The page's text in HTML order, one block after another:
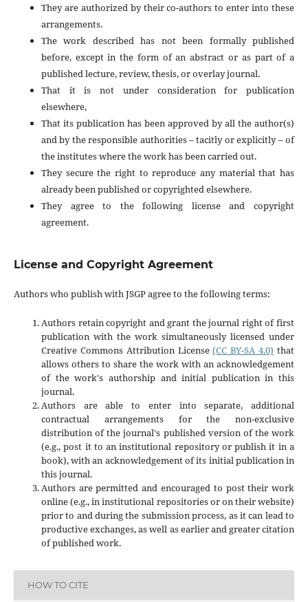
They are authorized by their co-authors to enter into these
arrangements.
The work described has not been formally published
before, except in the form of an abstract or as part of a
published lecture, review, thesis, or overlay journal.
That it is not under consideration for publication
elsewhere,
That its publication has been approved by all the author(s)
and by the responsible authorities – tacitly or explicitly – of
the institutes where the work has been carried out.
They secure the right to reproduce any material that has
already been published or copyrighted elsewhere.
They agree to the following license and copyright
agreement.
License and Copyright Agreement
Authors who publish with JSGP agree to the following terms:
Authors retain copyright and grant the journal right of first
publication with the work simultaneously licensed under
Creative Commons Attribution License(CC BY-SA 4.0) that
allows others to share the work with an acknowledgement
of the work's authorship and initial publication in this
journal.
Authors are able to enter into separate, additional
contractual arrangements for the non-exclusive
distribution of the journal's published version of the work
(e.g., post it to an institutional repository or publish it in a
book), with an acknowledgement of its initial publication in
this journal.
Authors are permitted and encouraged to post their work
online (e.g., in institutional repositories or on their website)
prior to and during the submission process, as it can lead to
productive exchanges, as well as earlier and greater citation
of published work.
HOW TO CITE